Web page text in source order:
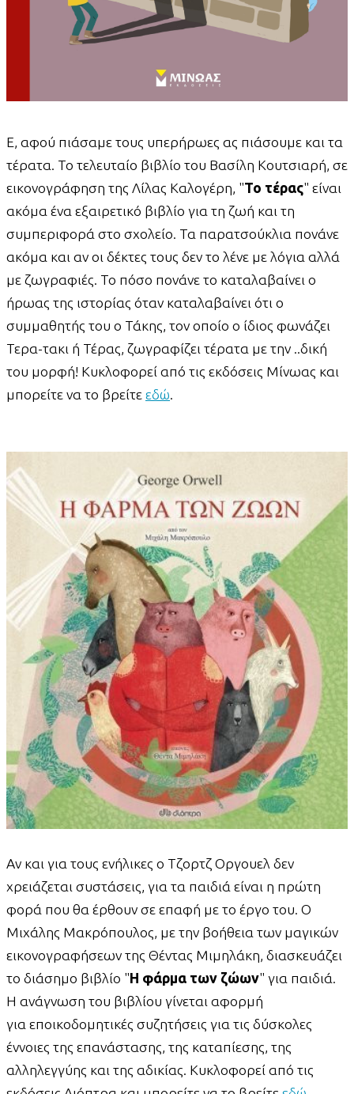
Ε, αφού πιάσαμε τους υπερήρωες ας πιάσουμε και τα
τέρατα. Το τελευταίο βιβλίο του Βασίλη Κουτσιαρή, σε
εικονογράφηση της Λίλας Καλογέρη, "Το τέρας" είναι
ακόμα ένα εξαιρετικό βιβλίο για τη ζωή και τη
συμπεριφορά στο σχολείο. Τα παρατσούκλια πονάνε
ακόμα και αν οι δέκτες τους δεν το λένε με λόγια αλλά
με ζωγραφιές. Το πόσο πονάνε το καταλαβαίνει ο
ήρωας της ιστορίας όταν καταλαβαίνει ότι ο
συμμαθητής του ο Τάκης, τον οποίο ο ίδιος φωνάζει
Τερα-τακι ή Τέρας, ζωγραφίζει τέρατα με την ..δική
του μορφή! Κυκλοφορεί από τις εκδόσεις Μίνωας και
μπορείτε να το βρείτε εδώ.
Αν και για τους ενήλικες ο Τζορτζ Οργουελ δεν
χρειάζεται συστάσεις, για τα παιδιά είναι η πρώτη
φορά που θα έρθουν σε επαφή με το έργο του. Ο
Μιχάλης Μακρόπουλος, με την βοήθεια των μαγικών
εικονογραφήσεων της Θέντας Μιμηλάκη, διασκευάζει
το διάσημο βιβλίο "Η φάρμα των ζώων" για παιδιά.
Η ανάγνωση του βιβλίου γίνεται αφορμή
για εποικοδομητικές συζητήσεις για τις δύσκολες
έννοιες της επανάστασης, της καταπίεσης, της
αλληλεγγύης και της αδικίας. Κυκλοφορεί από τις